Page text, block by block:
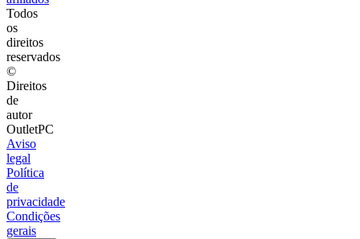
Todos
os
direitos
reservados
©
Direitos
de
autor
OutletPC
Aviso
legal
Política
de
privacidade
Condições
gerais